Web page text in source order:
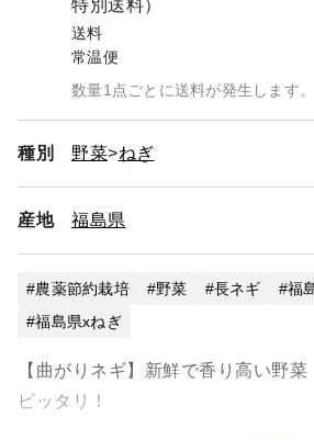
ください。
※予約商品に関しては組み合わせの変
了承ください。
特別送料）
送料
常温便
数量1点ごとに送料が発生します。
種別 野菜 ねぎ
産地 福島県
農薬節約栽培 野菜 長ネギ
福
福島県xねぎ
【曲がりネギ】新鮮で香り高い野
ピッタリ！